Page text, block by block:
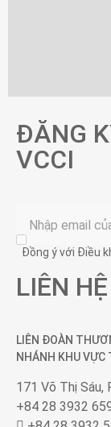
ĐĂNG
VCCI
Đồng ý với Điều
LIÊN HỆ
LIÊN ĐOÀN
NHÁNH KHU VỰC
171 Võ Thị Sáu,
+84 28 3932